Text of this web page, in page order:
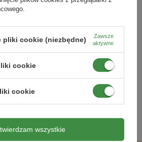
vulgaris var. nanus
pliki cookie (niezbędne)
Zawsze
aktywne
cookie
cookie
wszystkie